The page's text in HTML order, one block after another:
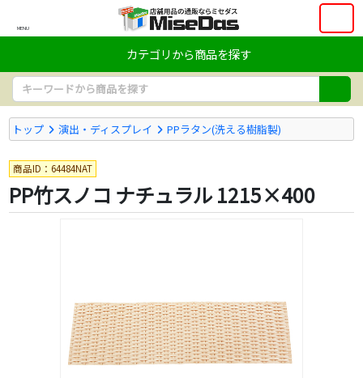
MENU
カテゴリから商品を探す
トップ 演出・ディスプレイ PPラタン(洗える樹脂製)
商品ID：64484NAT
PP竹スノコ ナチュラル 1215×400